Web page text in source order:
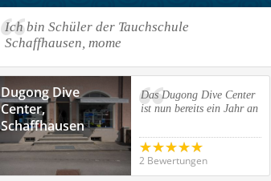
Ich bin Schüler der Tauchschule
Schaffhausen, mome
Dugong Dive
Center,
Schaffhausen
Das Dugong Dive Center
ist nun bereits ein Jahr an
2 Bewertungen